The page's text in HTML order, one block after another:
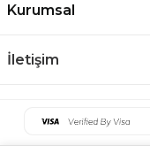
Kurumsal
İletişim